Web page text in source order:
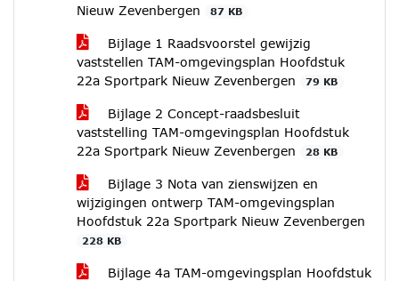
Nieuw Zevenbergen
87 KB
Bijlage 1 Raadsvoorstel gewijzig
vaststellen TAM-omgevingsplan Hoofdstuk
22a Sportpark Nieuw Zevenbergen
79 KB
Bijlage 2 Concept-raadsbesluit
vaststelling TAM-omgevingsplan Hoofdstuk
22a Sportpark Nieuw Zevenbergen
28 KB
Bijlage 3 Nota van zienswijzen en
wijzigingen ontwerp TAM-omgevingsplan
Hoofdstuk 22a Sportpark Nieuw Zevenbergen
228 KB
Bijlage 4a TAM-omgevingsplan Hoofdstuk